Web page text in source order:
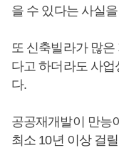
을 수 있다는 사실
또 신축빌라가 많
다고 하더라도 사
다.
공공재개발이 만능
최소 10년 이상 걸